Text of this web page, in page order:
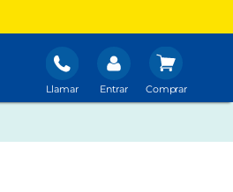
Llamar Entrar